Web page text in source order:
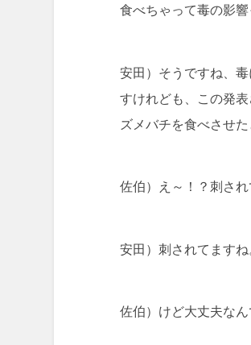
食べちゃって毒の影
安田）そうですね、
すけれども、この発
ズメバチを食べさせ
佐伯）え～！？刺され
安田）刺されてますね
佐伯）けど大丈夫なん